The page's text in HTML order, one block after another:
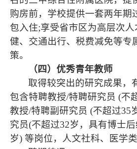
购房前，学校提供一套两年期
包入住;享受省市区为高层次
健、交通出行、税费减免等专
策。
（四）优秀青年教师
取得较突出的研究成果，
包含特聘教授/特聘研究员 (不
教授/特聘副研究员 (不超过35
究员(不超过32岁，具有博士
岁) 等岗位，人文社科、医学